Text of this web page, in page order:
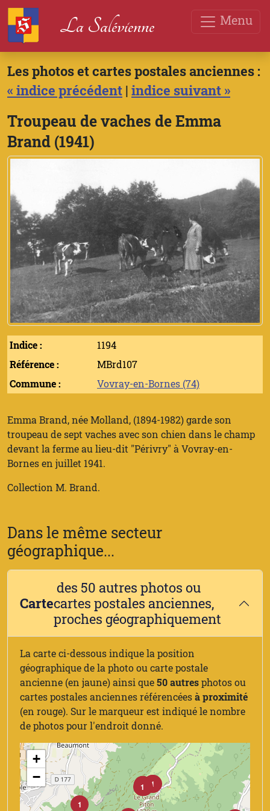
Menu
La Salévienne
Les photos et cartes postales anciennes :
« indice précédent | indice suivant »
Troupeau de vaches de Emma
Brand (1941)
Indice :
1194
Référence :
MBrd107
Commune :
Vovray-en-Bornes (74)
Emma Brand, née Molland, (1894-1982) garde son
troupeau de sept vaches avec son chien dans le champ
devant la ferme au lieu-dit "Périvry" à Vovray-en-
Bornes en juillet 1941.
Collection M. Brand.
Dans le même secteur
géographique...
Carte
des 50 autres photos ou
cartes postales anciennes,
proches géographiquement
La carte ci-dessous indique la position
géographique de la photo ou carte postale
ancienne (en jaune) ainsi que50 autresphotos ou
cartes postales anciennes référencéesà proximité
(en rouge). Sur le marqueur est indiqué le nombre
de photos pour l'endroit donné.
14
1
101
1
2
1
4 11
1
+
−